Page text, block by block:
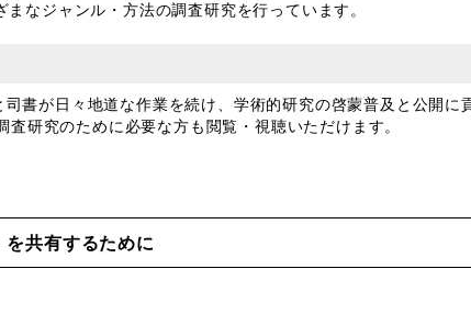
なジャンル・方法の調査研究を行っています。
書が日々地道な作業を続け、学術的研究の啓蒙普及と公開に
研究のために必要な方も閲覧・視聴いただけます。
共有するために